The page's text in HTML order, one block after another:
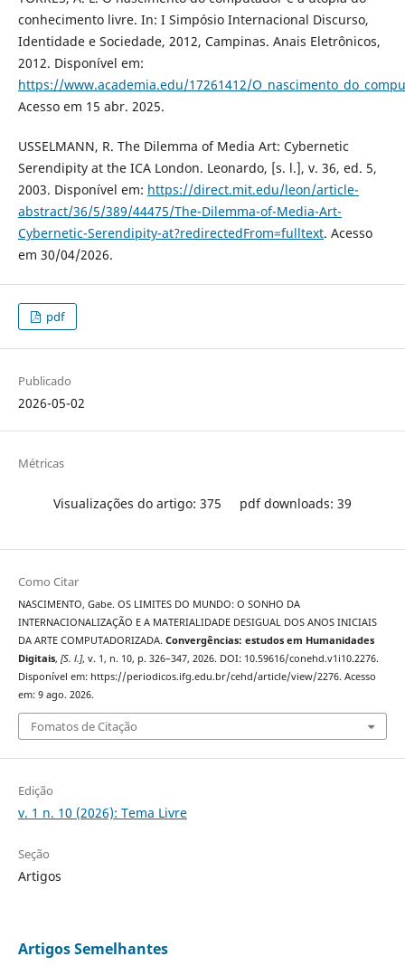
conhecimento livre. In: I Simpósio Internacional Discurso,
Identidade e Sociedade, 2012, Campinas. Anais Eletrônicos,
2012. Disponível em:
https://www.academia.edu/17261412/
Acesso em 15 abr. 2025.
USSELMANN, R. The Dilemma of Media Art: Cybernetic
Serendipity at the ICA London. Leonardo, [s. l.], v. 36, ed. 5,
2003. Disponível em: https://direct.mit.edu/leon/article-
abstract/36/5/389/44475/The-Dilemma-of-Media-Art-
Cybernetic-Serendipity-at?redirectedFrom=fulltext. Acesso
em 30/04/2026.
pdf
Publicado
2026-05-02
Métricas
Visualizações do artigo: 375 pdf downloads: 39
Como Citar
NASCIMENTO, Gabe. OS LIMITES DO MUNDO: O SONHO DA
INTERNACIONALIZAÇÃO E A MATERIALIDADE DESIGUAL DOS ANOS INICIAIS
DA ARTE COMPUTADORIZADA. Convergências: estudos em Humanidades
Digitais, [S. l.], v. 1, n. 10, p. 326–347, 2026. DOI: 10.59616/conehd.v1i10.2276.
Disponível em: https://periodicos.ifg.edu.br/cehd/article/view/2276. Acesso
em: 9 ago. 2026.
Fomatos de Citação
Edição
v. 1 n. 10 (2026): Tema Livre
Seção
Artigos
Artigos Semelhantes